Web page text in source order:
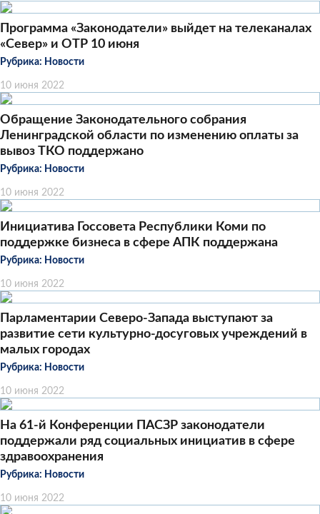
Программа «Законодатели» выйдет на телеканалах
«Север» и ОТР 10 июня
Рубрика: Новости
10 июня 2022
Обращение Законодательного собрания
Ленинградской области по изменению оплаты за
вывоз ТКО поддержано
Рубрика: Новости
10 июня 2022
Инициатива Госсовета Республики Коми по
поддержке бизнеса в сфере АПК поддержана
Рубрика: Новости
10 июня 2022
Парламентарии Северо-Запада выступают за
развитие сети культурно-досуговых учреждений в
малых городах
Рубрика: Новости
10 июня 2022
На 61-й Конференции ПАСЗР законодатели
поддержали ряд социальных инициатив в сфере
здравоохранения
Рубрика: Новости
10 июня 2022